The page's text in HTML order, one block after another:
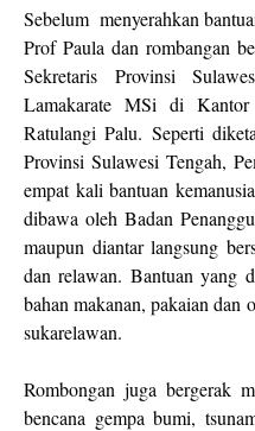
Sebelum menyerahkan
Prof Paula dan rombangan
Sekretaris Provinsi
Lamakarate MSi di
Ratulangi Palu. Seperti
Provinsi Sulawesi Tengah,
empat kali bantuan
dibawa oleh Badan
maupun diantar langsung
dan relawan. Bantuan yang
bahan makanan, pakaian dan
sukarelawan.
Rombongan juga bergerak
bencana gempa bumi,